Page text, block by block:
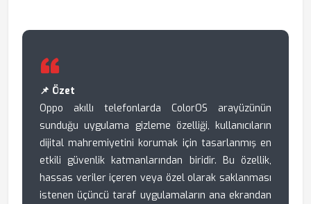
📌 Özet
Oppo akıllı telefonlarda ColorOS arayüzünün
sunduğu uygulama gizleme özelliği, kullanıcıların
dijital mahremiyetini korumak için tasarlanmış en
etkili güvenlik katmanlarından biridir. Bu özellik,
hassas veriler içeren veya özel olarak saklanması
istenen üçüncü taraf uygulamaların ana ekrandan